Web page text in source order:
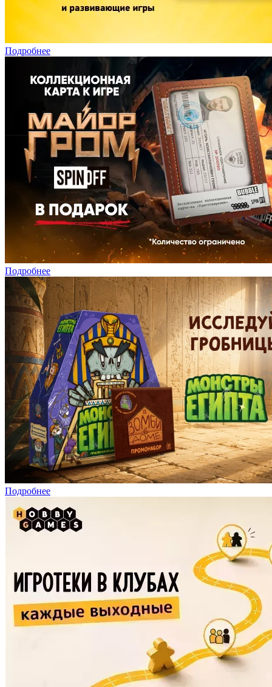
Подробнее
Подробнее
Подробнее